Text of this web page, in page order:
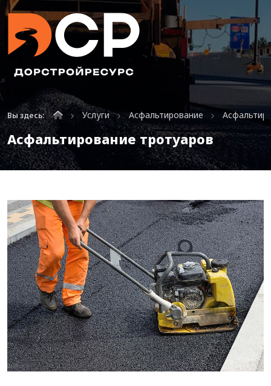
Вы здесь: Услуги Асфальтирование
Асфальтирование тротуаров